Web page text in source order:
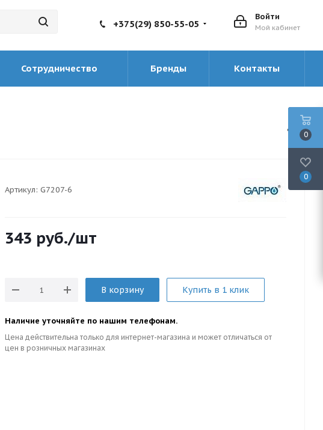
Войти
Мой кабинет
+375(29) 850-55-05
Сотрудничество Бренды Контакты
Артикул: G7207-6
343 руб./шт
В корзину Купить в 1 клик
Наличие уточняйте по нашим телефонам.
Цена действительна только для интернет-магазина и может отличаться от
цен в розничных магазинах
0
0